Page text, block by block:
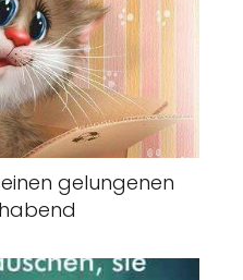
gelungenen